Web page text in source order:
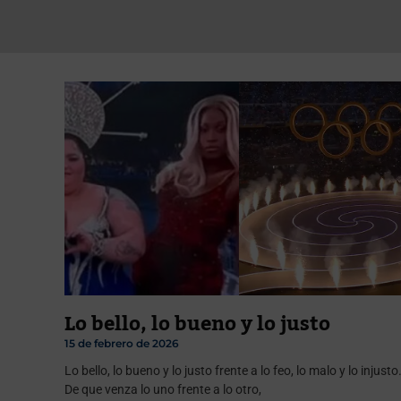
Lo bello, lo bueno y lo justo
15 de febrero de 2026
Lo bello, lo bueno y lo justo frente a lo feo, lo malo y lo injusto.
De que venza lo uno frente a lo otro,